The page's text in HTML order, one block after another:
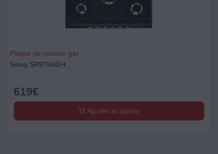
Plaque de cuisson gaz
Smeg SR975NGH
619€
Ajouter au panier